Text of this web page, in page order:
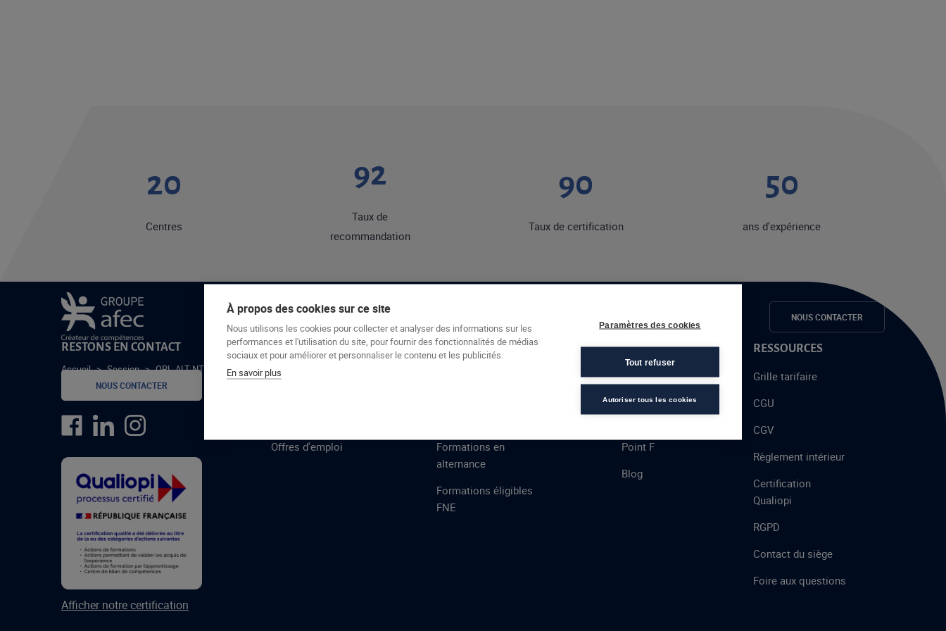
Le groupe Afec Formations Espace candidats NOUS CONTACTER
Accueil > Session > ORL-ALT-NTC-24-1
20
Centres
92
Taux de
recommandation
90
Taux de certification
50
ans d'expérience
RESTONS EN CONTACT
NOUS CONTACTER
Afficher notre certification
GROUPE AFEC
Formations
Offres d'emploi
PRESTATIONS
Formations en
alternance
Formations éligibles
FNE
À PROPOS
Talent
Point F
Blog
RESSOURCES
Grille tarifaire
CGU
CGV
Règlement intérieur
Certification
Qualiopi
RGPD
Contact du siège
Foire aux questions
À propos des cookies sur ce site
Nous utilisons les cookies pour collecter et analyser des informations sur les
performances et l'utilisation du site, pour fournir des fonctionnalités de médias
sociaux et pour améliorer et personnaliser le contenu et les publicités.
En savoir plus
Paramètres des cookies
Tout refuser
Autoriser tous les cookies